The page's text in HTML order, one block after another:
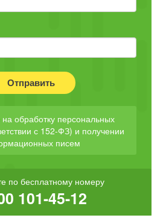
Отправить
обработку персональных
с 152-ФЗ) и получении
писем
по бесплатному номеру
101-45-12